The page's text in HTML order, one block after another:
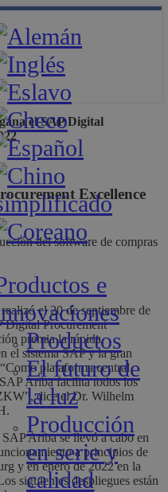
e
Productos
El futuro de
la luz
Producción
en serie y
calidad
el SAP Digital
Excellence
del software de compras
el 20 de septiembre de
Digital Procurement
premia la rápida
el sistema SAP y la gran
plataforma central
Ariba facilita todos los
dice el Dr. Wilhelm
Ariba se llevó a cabo en
a principios de
y en enero de 2022 en la
siguientes despliegues están